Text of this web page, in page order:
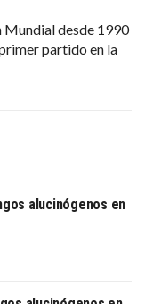
desde 1990
partido en la
alucinógenos en